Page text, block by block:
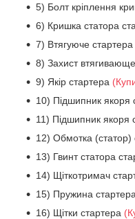
5) Болт кріплення
6) Кришка статора
7) Втягуюче стартера
8) Захист
9) Якір стартера
10) Підшипник якоря
11) Підшипник якоря
12) Обмотка (статор)
13) Гвинт статора
14) Щіткотримач
15) Пружина
16) Щітки стартера